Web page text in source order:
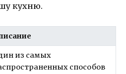
кухню.
из самых
способов